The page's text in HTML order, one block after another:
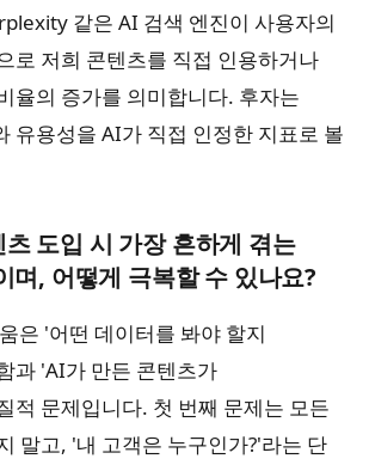
같은 AI 검색 엔진이 사용자의
로 저희 콘텐츠를 직접 인용하거나
율의 증가를 의미합니다. 후자는
유용성을 AI가 직접 인정한 지표로 볼
도입 시 가장 흔하게 겪는
며, 어떻게 극복할 수 있나요?
은 '어떤 데이터를 봐야 할지
과 'AI가 만든 콘텐츠가
적 문제입니다. 첫 번째 문제는 모든
말고, '내 고객은 누구인가?'라는 단